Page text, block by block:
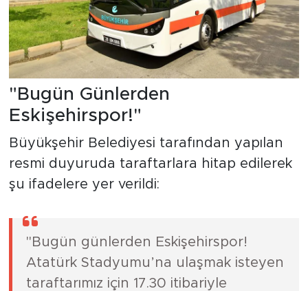
"Bugün Günlerden
Eskişehirspor!"
Büyükşehir Belediyesi tarafından yapılan
resmi duyuruda taraftarlara hitap edilerek
şu ifadelere yer verildi:
"Bugün günlerden Eskişehirspor!
Atatürk Stadyumu’na ulaşmak isteyen
taraftarımız için 17.30 itibariyle